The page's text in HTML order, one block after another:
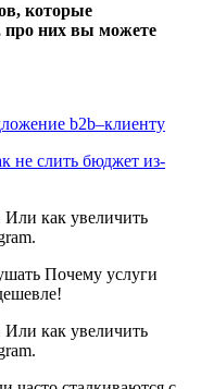
которые
про них вы можете
b2b–клиенту
не слить бюджет из-
Почему услуги